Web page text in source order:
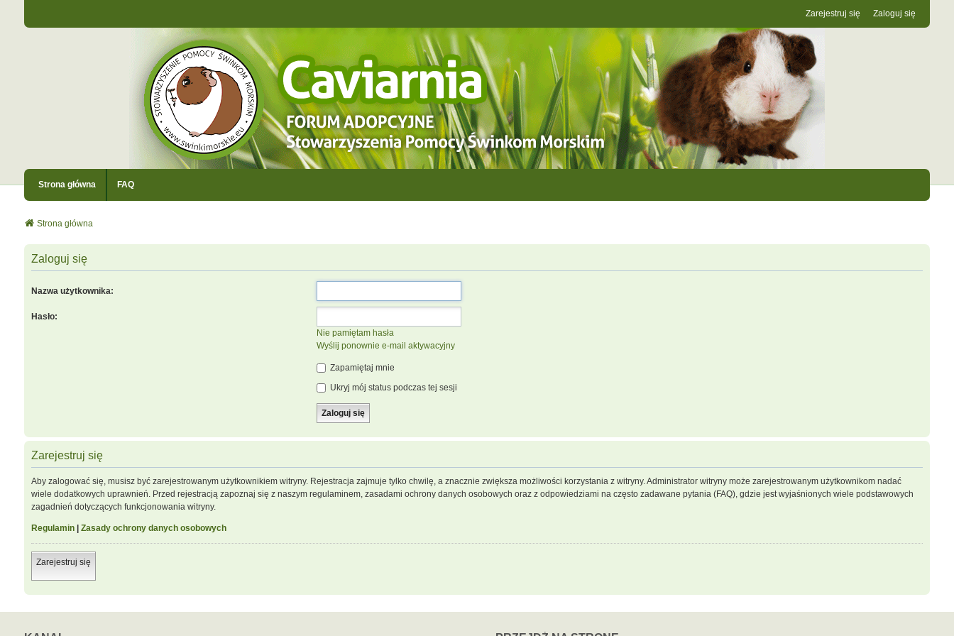
Zaloguj się
Zarejestruj się
Strona główna FAQ
Strona główna
Zaloguj się
Nazwa użytkownika:
Hasło:
Nie pamiętam hasła
Wyślij ponownie e-mail aktywacyjny
Zapamiętaj mnie
Ukryj mój status podczas tej sesji
Zarejestruj się
Aby zalogować się, musisz być zarejestrowanym użytkownikiem witryny. Rejestracja zajmuje tylko chwilę, a znacznie zwiększa możliwości korzystania z witryny. Administrator witryny może zarejestrowanym użytkownikom nadać
wiele dodatkowych uprawnień. Przed rejestracją zapoznaj się z naszym regulaminem, zasadami ochrony danych osobowych oraz z odpowiedziami na często zadawane pytania (FAQ), gdzie jest wyjaśnionych wiele podstawowych
zagadnień dotyczących funkcjonowania witryny.
Regulamin| Zasady ochrony danych osobowych
Zarejestruj się